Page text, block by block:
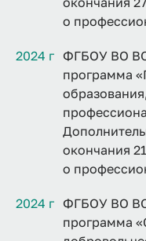
о
2024 г ФГБОУ ВО
программа
окончания
о
2024 г ФГБОУ ВО
программа